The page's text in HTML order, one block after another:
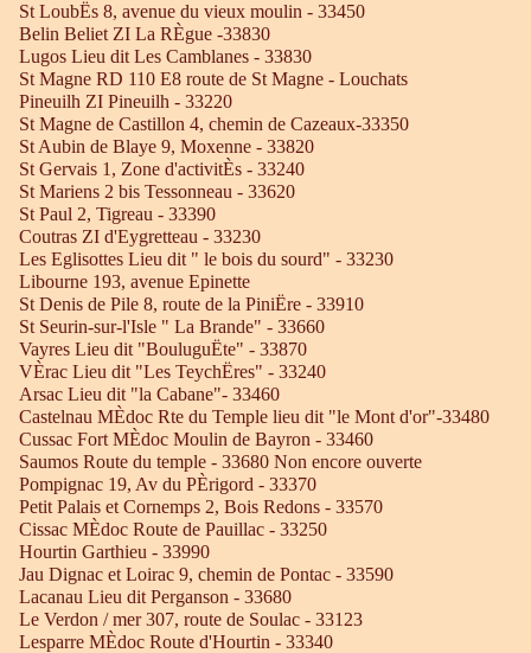
St LoubËs 8, avenue du vieux moulin - 33450
Belin Beliet ZI La RÈgue -33830
Lugos Lieu dit Les Camblanes - 33830
St Magne RD 110 E8 route de St Magne - Louchats
Pineuilh ZI Pineuilh - 33220
St Magne de Castillon 4, chemin de Cazeaux-33350
St Aubin de Blaye 9, Moxenne - 33820
St Gervais 1, Zone d'activitÈs - 33240
St Mariens 2 bis Tessonneau - 33620
St Paul 2, Tigreau - 33390
Coutras ZI d'Eygretteau - 33230
Les Eglisottes Lieu dit " le bois du sourd" - 33230
Libourne 193, avenue Epinette
St Denis de Pile 8, route de la PiniËre - 33910
St Seurin-sur-l'Isle " La Brande" - 33660
Vayres Lieu dit "BouluguËte" - 33870
VÈrac Lieu dit "Les TeychËres" - 33240
Arsac Lieu dit "la Cabane"- 33460
Castelnau MÈdoc Rte du Temple lieu dit "le Mont d'or"-33480
Cussac Fort MÈdoc Moulin de Bayron - 33460
Saumos Route du temple - 33680 Non encore ouverte
Pompignac 19, Av du PÈrigord - 33370
Petit Palais et Cornemps 2, Bois Redons - 33570
Cissac MÈdoc Route de Pauillac - 33250
Hourtin Garthieu - 33990
Jau Dignac et Loirac 9, chemin de Pontac - 33590
Lacanau Lieu dit Perganson - 33680
Le Verdon / mer 307, route de Soulac - 33123
Lesparre MÈdoc Route d'Hourtin - 33340